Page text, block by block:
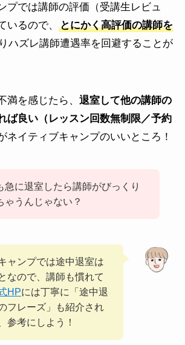
プでは講師の評価（受講生レビュ
いるので、
とにかく高評価の講師を
ハズレ講師遭遇率を回避することが
満を感じたら、 退室して他の講師の
ば良い（レッスン回数無制限／予約
ネイティブキャンプのいいところ！
急に退室したら講師がびっくり
ゃうんじゃない？
ャンプでは途中退室は
なので、講師も慣れて
HPには丁寧に「途中退
フレーズ」も紹介され
参考にしよう！